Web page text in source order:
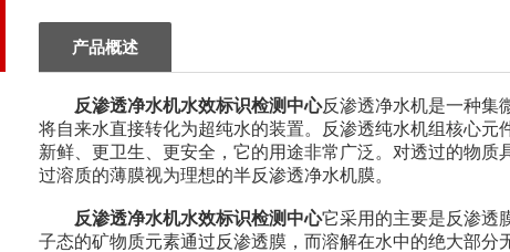
产品概述
反渗透净水机水效标识检测中心反渗透净水机是一种集
将自来水直接转化为超纯水的装置。反渗透纯水机组核心
新鲜、更卫生、更安全，它的用途非常广泛。对透过的物
过溶质的薄膜视为理想的半反渗透净水机膜。
反渗透净水机水效标识检测中心它采用的主要是反渗透
子态的矿物质元素通过反渗透膜，而溶解在水中的绝大部